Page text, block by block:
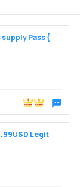
Pass {
Trò
Legit